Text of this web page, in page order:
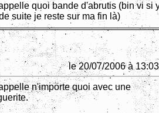
quoi bande d'abrutis (bin vi si
suite je reste sur ma fin là)
le 20/07/2006 à
n'importe quoi avec une